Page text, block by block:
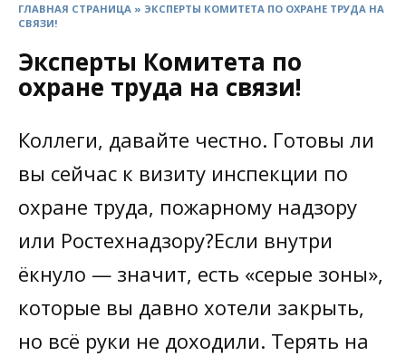
ГЛАВНАЯ СТРАНИЦА » ЭКСПЕРТЫ КОМИТЕТА ПО ОХРАНЕ ТРУДА НА
СВЯЗИ!
Эксперты Комитета по
охране труда на связи!
Коллеги, давайте честно. Готовы ли
вы сейчас к визиту инспекции по
охране труда, пожарному надзору
или Ростехнадзору?Если внутри
ёкнуло — значит, есть «серые зоны»,
которые вы давно хотели закрыть,
но всё руки не доходили. Терять на